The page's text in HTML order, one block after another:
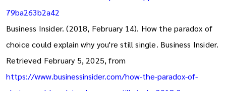
how-it-affects-our-relationships-and-happiness-
79ba263b2a42
Business Insider. (2018, February 14). How the paradox of
choice could explain why you're still single. Business Insider.
Retrieved February 5, 2025, from